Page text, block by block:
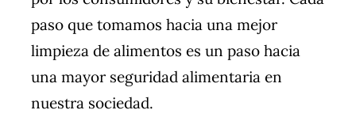
paso que tomamos hacia una mejor
limpieza de alimentos es un paso hacia
una mayor seguridad alimentaria en
nuestra sociedad.